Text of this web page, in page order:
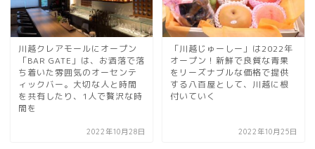
川越クレアモールにオープン
「BAR GATE」は、お洒落で落
ち着いた雰囲気のオーセンテ
ィックバー。大切な人と時間
を共有したり、1人で贅沢な時
間を
2022年10月28日
「川越じゅーしー」は2022年
オープン！新鮮で良質な青果
をリーズナブルな価格で提供
する八百屋として、川越に根
付いていく
2022年10月25日